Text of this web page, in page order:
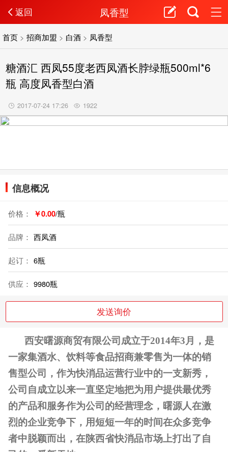
返回 凤香型
首页 >招商加盟 > 白酒 > 凤香型
糖酒汇 西凤55度老西凤酒长脖绿瓶500ml*6
瓶 高度凤香型白酒
2017-07-24 17:26 1922
信息概况
价格： ￥0.00/瓶
品牌： 西凤酒
起订： 6瓶
供应： 9980瓶
发送询价
西安曙源商贸有限公司成立于2014年3月，是
一家集酒水、饮料等食品招商兼零售为一体的销
售型公司
，作为快消品运营行业中的一支新秀，
公司自成立以来一直坚定地把为用户提供最优秀
的产品和服务作为公司的经营理念， 曙源人在激
烈的企业竞争下，用短短一年的时间在众多竞争
者中脱颖而出， 在陕西省快消品市场上打出了自